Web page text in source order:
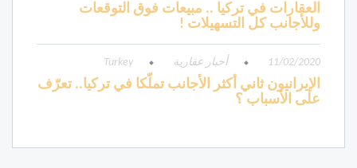
العقارات في تركيا .. مبيعات فوق التوقعات
وللأجانب كل التسهيلات !
11/02/2020 أخبار عقارية Turkey
الإيرانيون ثاني أكثر الأجانب تملّكا في تركيا.. تعرّف
على الأسباب ؟